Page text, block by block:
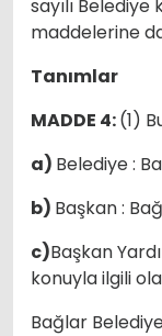
sayılı
maddelerine
Tanımlar
MADDE 4:(1)
a) Belediye :
b) Başkan :
c)Başkan
konuyla ilgili
Bağlar Belediye